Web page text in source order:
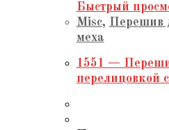
Быстрый
Misc, Перешив
меха
1551 —
перелицовкой